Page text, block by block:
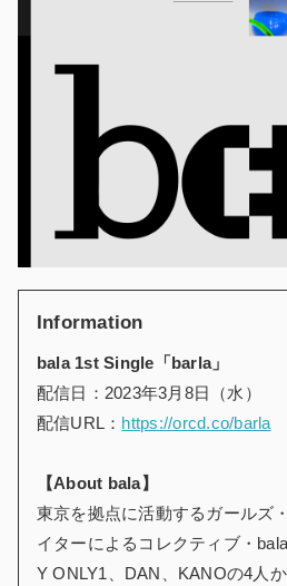
Information
bala 1st Single「barla」
配信日：2023年3月8日（水）
配信URL： https://orcd.co/barla
【About bala】
東京を拠点に活動するガールズ
イターによるコレクティブ・
Y ONLY1、DAN、KANOの4人